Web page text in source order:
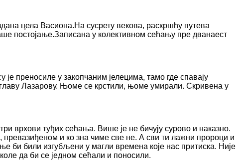
цела Васиона.На сусрету векова, раскршћу путева
постојање.Записана у колективном сећању пре дванаест
преносиле у закопчаним јелецима, тамо где спавају
Лазарову. Њоме се крстили, њоме умирали. Скривена у
врхови туђих сећања. Више је не бичују сурово и наказно.
и ко зна чиме све не. А сви ти лажни пророци и
би били изгубљени у магли времена које нас притиска. Није
да би се једном сећали и поносили.